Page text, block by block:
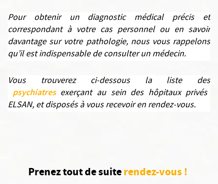
Pour obtenir un diagnostic médical précis et
correspondant à votre cas personnel ou en savoir
davantage sur votre pathologie, nous vous rappelons
qu’il est indispensable de consulter un médecin.
Vous trouverez ci-dessous la liste des
psychiatres exerçant au sein des hôpitaux privés
ELSAN, et disposés à vous recevoir en rendez-vous.
Prenez tout de suiterendez-vous !